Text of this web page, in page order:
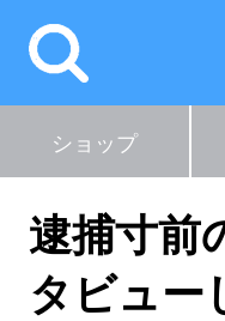
ショップ
逮捕寸前
タビュー